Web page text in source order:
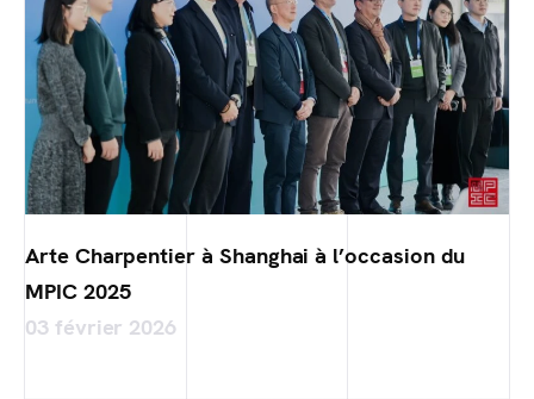
Arte Charpentier à Shanghai à l’occasion du
MPIC 2025
03 février 2026